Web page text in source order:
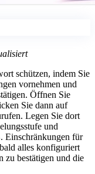
schützen, indem Sie
vornehmen und
Öffnen Sie
Sie dann auf
Legen Sie dort
und
Einschränkungen für
alles konfiguriert
zu bestätigen und die